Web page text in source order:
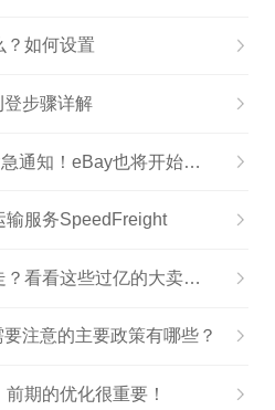
？如何设置
步骤详解
Amy聊跨境：德国市场紧急通知！eBay也将开始审核德国包装法！
输服务SpeedFreight
eBay品牌出海之路怎么走？看看这些过亿的大卖怎么说
注意的主要政策有哪些？
期的优化很重要！